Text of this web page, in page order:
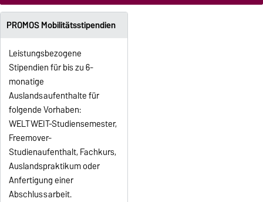
PROMOS Mobilitätsstipendien
Leistungsbezogene
Stipendien für bis zu 6-
monatige
Auslandsaufenthalte für
folgende Vorhaben:
WELTWEIT-Studiensemester,
Freemover-
Studienaufenthalt, Fachkurs,
Auslandspraktikum oder
Anfertigung einer
Abschlussarbeit.